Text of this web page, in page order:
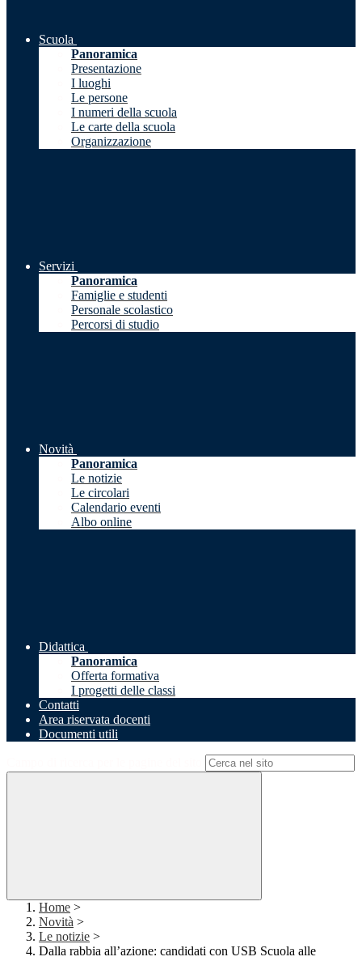
Scuola
Panoramica
Presentazione
I luoghi
Le persone
I numeri della scuola
Le carte della scuola
Organizzazione
Servizi
Panoramica
Famiglie e studenti
Personale scolastico
Percorsi di studio
Novità
Panoramica
Le notizie
Le circolari
Calendario eventi
Albo online
Didattica
Panoramica
Offerta formativa
I progetti delle classi
Contatti
Area riservata docenti
Documenti utili
Home >
Novità >
Le notizie >
Dalla rabbia all’azione: candidati con USB Scuola alle